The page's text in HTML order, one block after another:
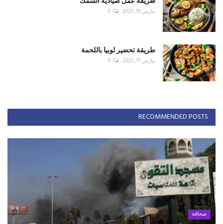
مارس 19, 2025 0
طريقة تحضير لوبيا باللحمة
مارس 17, 2025 0
RECOMMENDED POSTS
صحافة